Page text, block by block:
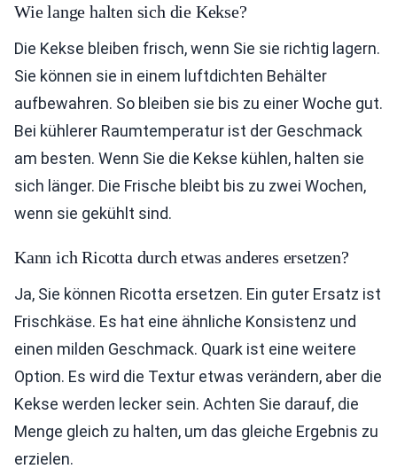
Wie lange halten sich die Kekse?
Die Kekse bleiben frisch, wenn Sie sie richtig lagern.
Sie können sie in einem luftdichten Behälter
aufbewahren. So bleiben sie bis zu einer Woche gut.
Bei kühlerer Raumtemperatur ist der Geschmack
am besten. Wenn Sie die Kekse kühlen, halten sie
sich länger. Die Frische bleibt bis zu zwei Wochen,
wenn sie gekühlt sind.
Kann ich Ricotta durch etwas anderes ersetzen?
Ja, Sie können Ricotta ersetzen. Ein guter Ersatz ist
Frischkäse. Es hat eine ähnliche Konsistenz und
einen milden Geschmack. Quark ist eine weitere
Option. Es wird die Textur etwas verändern, aber die
Kekse werden lecker sein. Achten Sie darauf, die
Menge gleich zu halten, um das gleiche Ergebnis zu
erzielen.